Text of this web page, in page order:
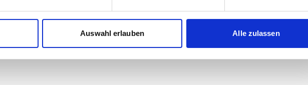
und Anzeigen zu personalisieren, Funktionen für soziale Medien anbieten zu
zu analysieren. Außerdem geben wir Informationen zu Ihrer Verwendung unserer
Auswahl erlauben Alle zulassen
ÜBERSICHT PDF-DOWNLOAD